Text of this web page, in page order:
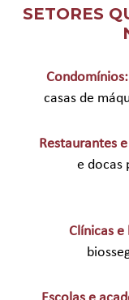
SETORES
Condomínios:
casas de
Restaurantes
e docas
Clínicas